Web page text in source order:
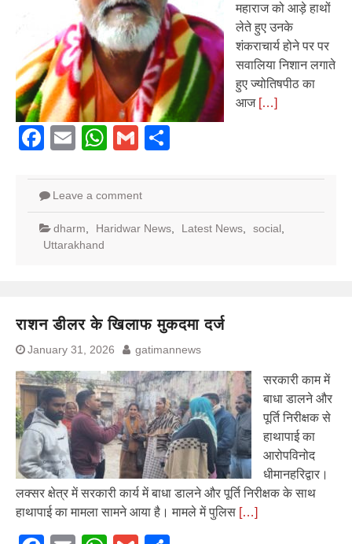
महाराज को आड़े हाथों
लेते हुए उनके
शंकराचार्य होने पर पर
सवालिया निशान लगाते
हुए ज्योतिषपीठ का
आज […]
Facebook
EmailWhatsApp
Gmail
Leave a comment
dharm Haridwar News Latest News social
Uttarakhand
राशन डीलर के खिलाफ मुकदमा दर्ज
January 31, 2026 gatimannews
सरकारी काम में
बाधा डालने और
पूर्ति निरीक्षक से
हाथापाई का
आरोपविनोद
धीमानहरिद्वार।
लक्सर क्षेत्र में सरकारी कार्य में बाधा डालने और पूर्ति निरीक्षक के साथ
हाथापाई का मामला सामने आया है। मामले में पुलिस […]